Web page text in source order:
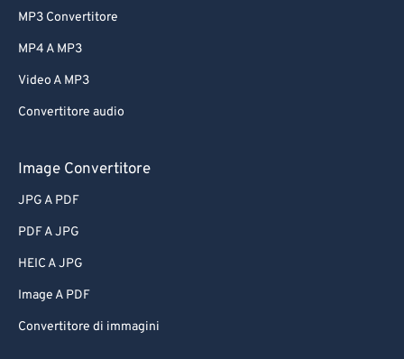
MP3 Convertitore
MP4 A MP3
Video A MP3
Convertitore audio
Image Convertitore
JPG A PDF
PDF A JPG
HEIC A JPG
Image A PDF
Convertitore di immagini